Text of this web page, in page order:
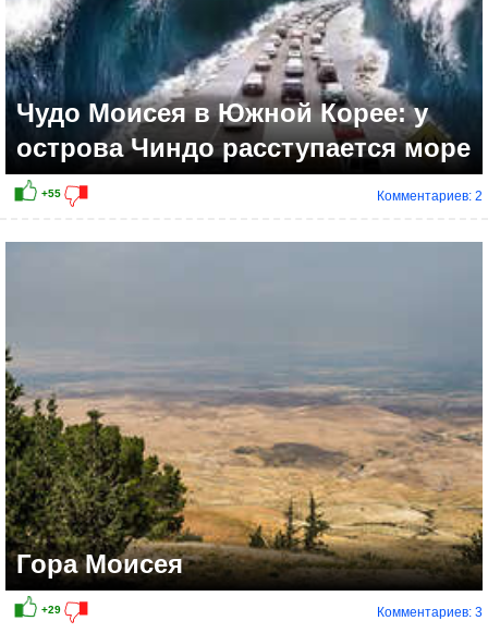
Чудо Моисея в Южной Корее: у
острова Чиндо расступается море
Комментариев: 2
Гора Моисея
Комментариев: 3